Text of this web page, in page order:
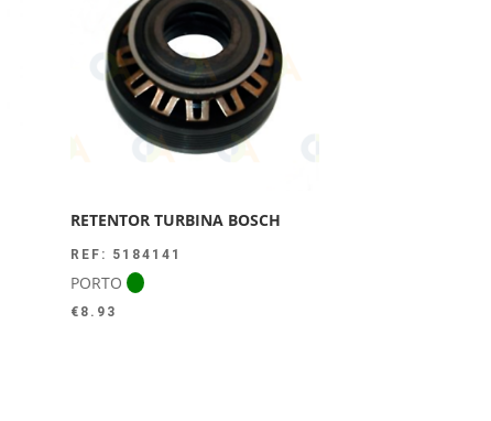
RETENTOR TURBINA BOSCH
REF: 5184141
PORTO
€ 8.93